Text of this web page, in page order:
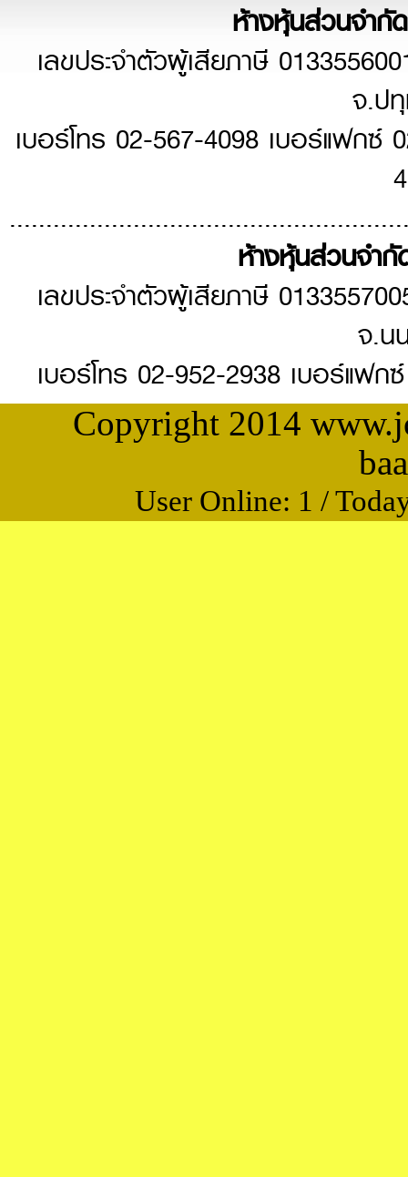
ห้างหุ้นส่วนจำกั
เลขประจำตัวผู้เสียภาษี
จ.ป
เบอร์โทร 02-567-4098 เบอร์แฟกซ์
ห้างหุ้นส่วนจำกั
เลขประจำตัวผู้เสียภาษี
จ.น
เบอร์โทร 02-952-2938 เบอร์แฟ
Copyright 2014
User Online: 1 /